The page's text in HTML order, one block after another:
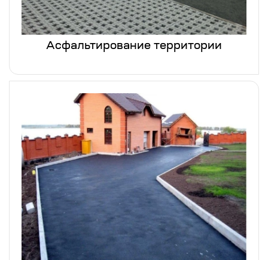
Асфальтирование территории